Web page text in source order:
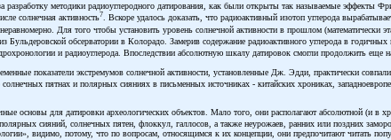
методики радиоуглеродного датирования, как были открыты так называемые эффекты
солнечная активность7. Вскоре удалось доказать, что радиоактивный изотоп углерода
Для того чтобы установить уровень солнечной активности в прошлом (математически
Бульдеровской обсерватории в Колорадо. Замерив содержание радиоактивного углерода в
и радиоуглерода. Впоследствии абсолютную шкалу датировок смогли продолжить еще
показатели экстремумов солнечной активности, установленные Дж. Эдди, практически
пятнах и полярных сияниях в письменных источниках - китайских хрониках,
основы для датировки археологических объектов. Мало того, они располагают абсолютной
сияний, солнечных пятен, флоккул, галлосов, а также неурожаев, ранних или поздних
видимо, потому, что по вопросам, относящимся к их концепции, они предпочитают читать